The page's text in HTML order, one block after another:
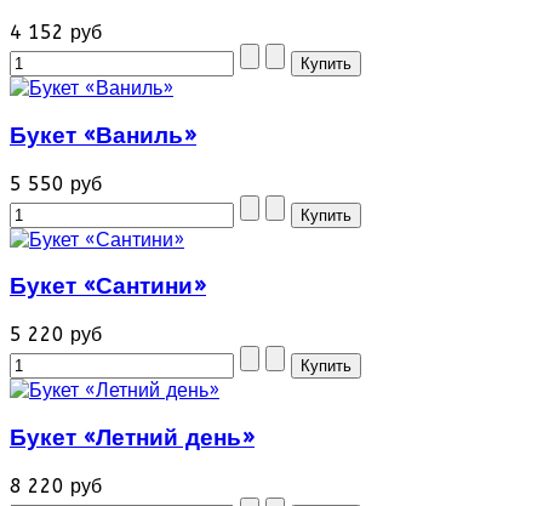
4 152 руб
Букет «Ваниль»
5 550 руб
Букет «Сантини»
5 220 руб
Букет «Летний день»
8 220 руб